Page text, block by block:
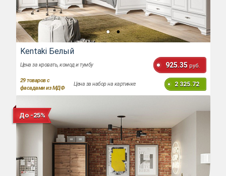
Kentaki Белый
Цена за кровать, комод и тумбу 925.35 руб.
29товаров с
фасадами из МДФ
Цена за набор на картинке 2 325.72
До -25%